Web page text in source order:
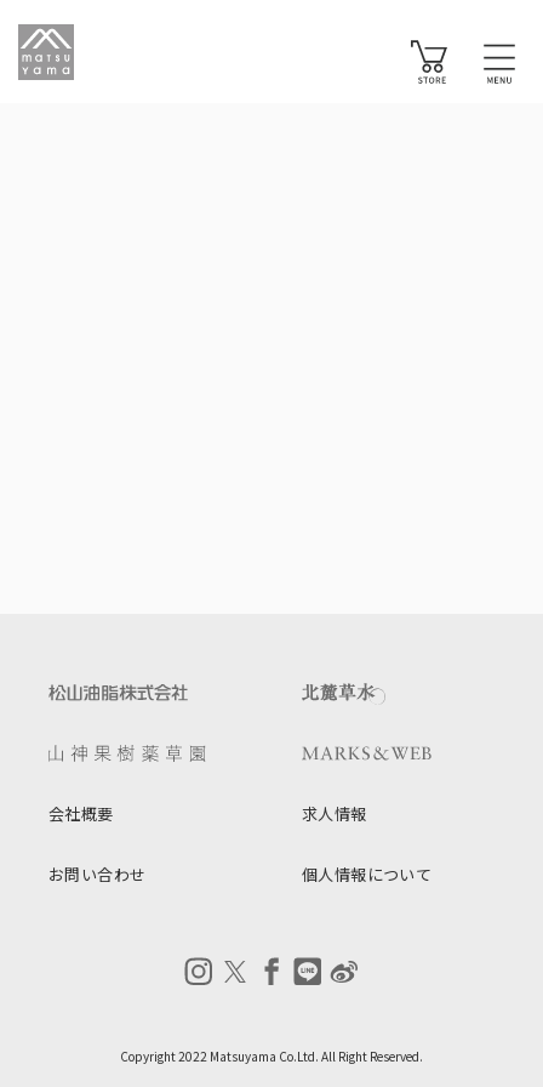
会社概要 求人情報
お問い合わせ 個人情報について
Copyright 2022 Matsuyama Co.Ltd. All Right Reserved.